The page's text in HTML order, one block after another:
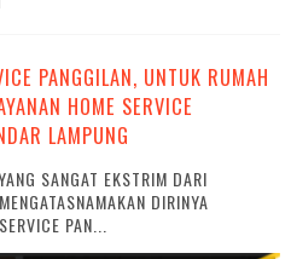
PANGGILAN, UNTUK RUMAH
HOME SERVICE
LAMPUNG
SANGAT EKSTRIM DARI
DIRINYA
PAN...